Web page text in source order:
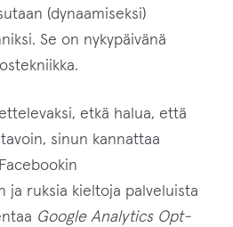
(dynaamiseksi)
Se on nykypäivänä
etkä halua, että
sinun kannattaa
ja ruksia kieltoja palveluista
Google Analytics Opt-